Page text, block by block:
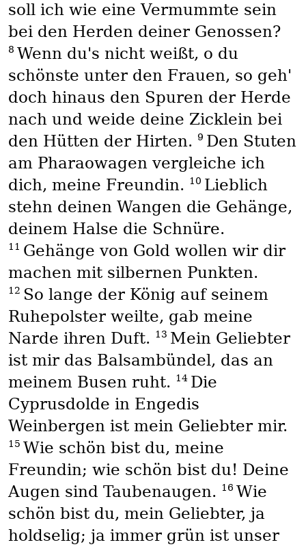
soll ich wie eine Vermummte sein
bei den Herden deiner Genossen?
8 Wenn du's nicht weißt, o du
schönste unter den Frauen, so geh'
doch hinaus den Spuren der Herde
nach und weide deine Zicklein bei
den Hütten der Hirten. 9 Den Stuten
am Pharaowagen vergleiche ich
dich, meine Freundin. 10 Lieblich
stehn deinen Wangen die Gehänge,
deinem Halse die Schnüre.
11 Gehänge von Gold wollen wir dir
machen mit silbernen Punkten.
12 So lange der König auf seinem
Ruhepolster weilte, gab meine
Narde ihren Duft. 13 Mein Geliebter
ist mir das Balsambündel, das an
meinem Busen ruht. 14 Die
Cyprusdolde in Engedis
Weinbergen ist mein Geliebter mir.
15 Wie schön bist du, meine
Freundin; wie schön bist du! Deine
Augen sind Taubenaugen. 16 Wie
schön bist du, mein Geliebter, ja
holdselig; ja immer grün ist unser